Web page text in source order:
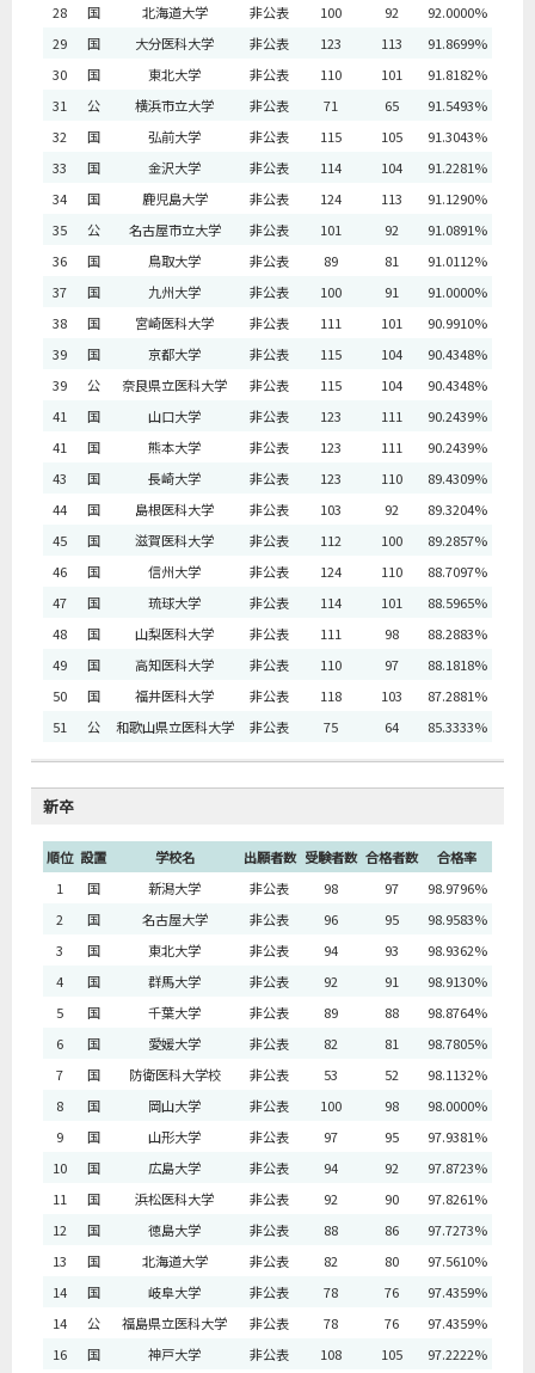
28
国 北海道大学 非公表 100 92
92.0000%
29
国 大分医科大学 非公表 123 113
91.8699%
30
国 東北大学 非公表 110 101
91.8182%
31
公 横浜市立大学 非公表 71 65
91.5493%
32
国 弘前大学 非公表 115 105
91.3043%
33
国 金沢大学 非公表 114 104
91.2281%
34
国 鹿児島大学 非公表 124 113
91.1290%
35
公 名古屋市立大学 非公表 101 92
91.0891%
36
国 鳥取大学 非公表 89 81
91.0112%
37
国 九州大学 非公表 100 91
91.0000%
38
国 宮崎医科大学 非公表 111 101
90.9910%
39
国 京都大学 非公表 115 104
90.4348%
39
公 奈良県立医科大学 非公表 115 104
90.4348%
41
国 山口大学 非公表 123 111
90.2439%
41
国 熊本大学 非公表 123 111
90.2439%
43
国 長崎大学 非公表 123 110
89.4309%
44
国 島根医科大学 非公表 103 92
89.3204%
45
国 滋賀医科大学 非公表 112 100
89.2857%
46
国 信州大学 非公表 124 110
88.7097%
47
国 琉球大学 非公表 114 101
88.5965%
48
国 山梨医科大学 非公表 111 98
88.2883%
49
国 高知医科大学 非公表 110 97
88.1818%
50
国 福井医科大学 非公表 118 103
87.2881%
51
公 和歌山県立医科大学 非公表 75 64 85.3333%
新卒
順位 設置 学校名 出願者数 受験者数 合格者数
合格率
1
国 新潟大学 非公表 98 97
98.9796%
2
国 名古屋大学 非公表 96 95
98.9583%
3
国 東北大学 非公表 94 93
98.9362%
4
国 群馬大学 非公表 92 91
98.9130%
5
国 千葉大学 非公表 89 88
98.8764%
6
国 愛媛大学 非公表 82 81
98.7805%
7
国 防衛医科大学校 非公表 53 52
98.1132%
8
国 岡山大学 非公表 100 98
98.0000%
9
国 山形大学 非公表 97 95
97.9381%
10
国 広島大学 非公表 94 92
97.8723%
11
国 浜松医科大学 非公表 92 90
97.8261%
12
国 徳島大学 非公表 88 86
97.7273%
13
国 北海道大学 非公表 82 80
97.5610%
14
国 岐阜大学 非公表 78 76
97.4359%
14
公 福島県立医科大学 非公表 78 76
97.4359%
16
国 神戸大学 非公表 108 105
97.2222%